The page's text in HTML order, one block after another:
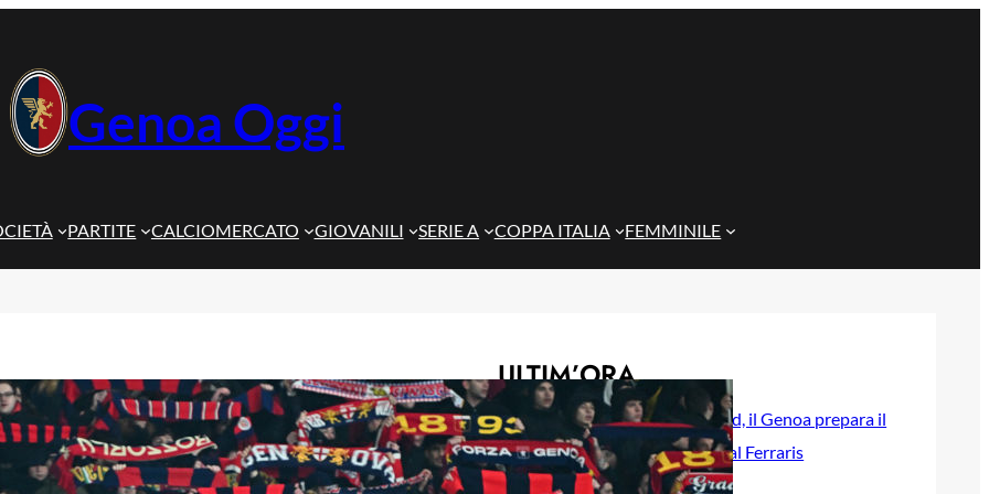
Genoa Oggi
PARTITE CALCIOMERCATO GIOVANILI SERIE A COPPA ITALIA FEMMINILE
ULTIM’ORA
Rientra Østigård, il Genoa prepara il
trittico di sfide al Ferraris
6 Agosto 2026